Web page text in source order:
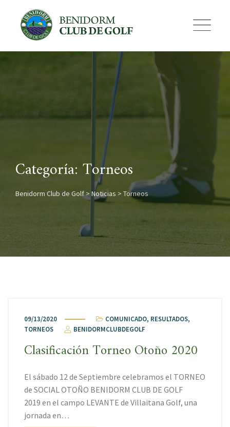
content
Categoría: Torneos
Benidorm Club de Golf>Noticias > Torneos
09/13/2020 COMUNICADO, RESULTADOS,
TORNEOS
BENIDORMCLUBDEGOLF
Clasificación Torneo Otoño 2020
El sábado 12 de Septiembre celebramos el TORNEO
de SOCIAL OTOÑO BENIDORM CLUB DE GOLF
2019 en el campo LEVANTE de Villaitana Golf, una
jornada en…